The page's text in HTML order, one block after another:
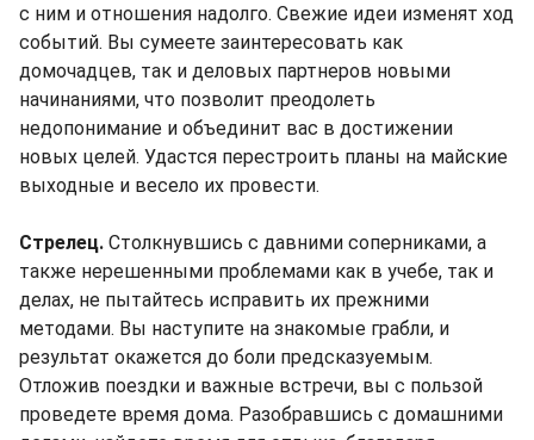
с ним и отношения надолго. Свежие идеи изменят ход
событий. Вы сумеете заинтересовать как
домочадцев, так и деловых партнеров новыми
начинаниями, что позволит преодолеть
недопонимание и объединит вас в достижении
новых целей. Удастся перестроить планы на майские
выходные и весело их провести.
Стрелец. Столкнувшись с давними соперниками, а
также нерешенными проблемами как в учебе, так и
делах, не пытайтесь исправить их прежними
методами. Вы наступите на знакомые грабли, и
результат окажется до боли предсказуемым.
Отложив поездки и важные встречи, вы с пользой
проведете время дома. Разобравшись с домашними